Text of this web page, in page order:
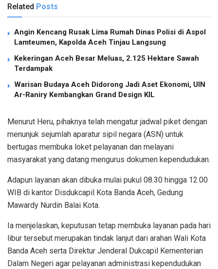
Related Posts
Angin Kencang Rusak Lima Rumah Dinas Polisi di Aspol
Lamteumen, Kapolda Aceh Tinjau Langsung
Kekeringan Aceh Besar Meluas, 2.125 Hektare Sawah
Terdampak
Warisan Budaya Aceh Didorong Jadi Aset Ekonomi, UIN
Ar-Raniry Kembangkan Grand Design KIL
Menurut Heru, pihaknya telah mengatur jadwal piket dengan
menunjuk sejumlah aparatur sipil negara (ASN) untuk
bertugas membuka loket pelayanan dan melayani
masyarakat yang datang mengurus dokumen kependudukan.
Adapun layanan akan dibuka mulai pukul 08.30 hingga 12.00
WIB di kantor Disdukcapil Kota Banda Aceh, Gedung
Mawardy Nurdin Balai Kota.
Ia menjelaskan, keputusan tetap membuka layanan pada hari
libur tersebut merupakan tindak lanjut dari arahan Wali Kota
Banda Aceh serta Direktur Jenderal Dukcapil Kementerian
Dalam Negeri agar pelayanan administrasi kependudukan